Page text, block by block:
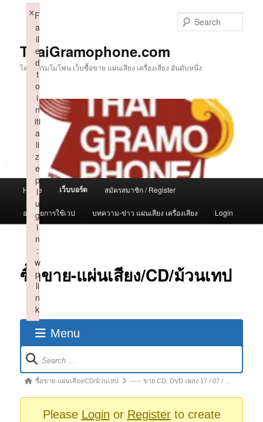
ThaiGramophone.com
ไทยแกรมโมโฟน เว็บซื้อขาย แผ่นเสียง เครื่องเสียง อันดับหนึ่ง
Home เว็บบอร์ด สมัครสมาชิก / Register
อธิบายการใช้เวป บทความ-ข่าว แผ่นเสียง เครื่องเสียง Login
ซื้อขาย-แผ่นเสียง/CD/ม้วนเทป
Menu
Forum
Navigation
Forumซื้อขาย-แผ่นเสียง/CD/ม้วนเทป ----- ขาย CD, DVD เพลง 17 / 07 / …
Please Login or Registerto create
F
a
il
e
d
t
o
i
n
iti
a
li
z
e
p
l
u
g
i
n
:
w
p
li
n
k
×
Failed to initialize plugin: wplink